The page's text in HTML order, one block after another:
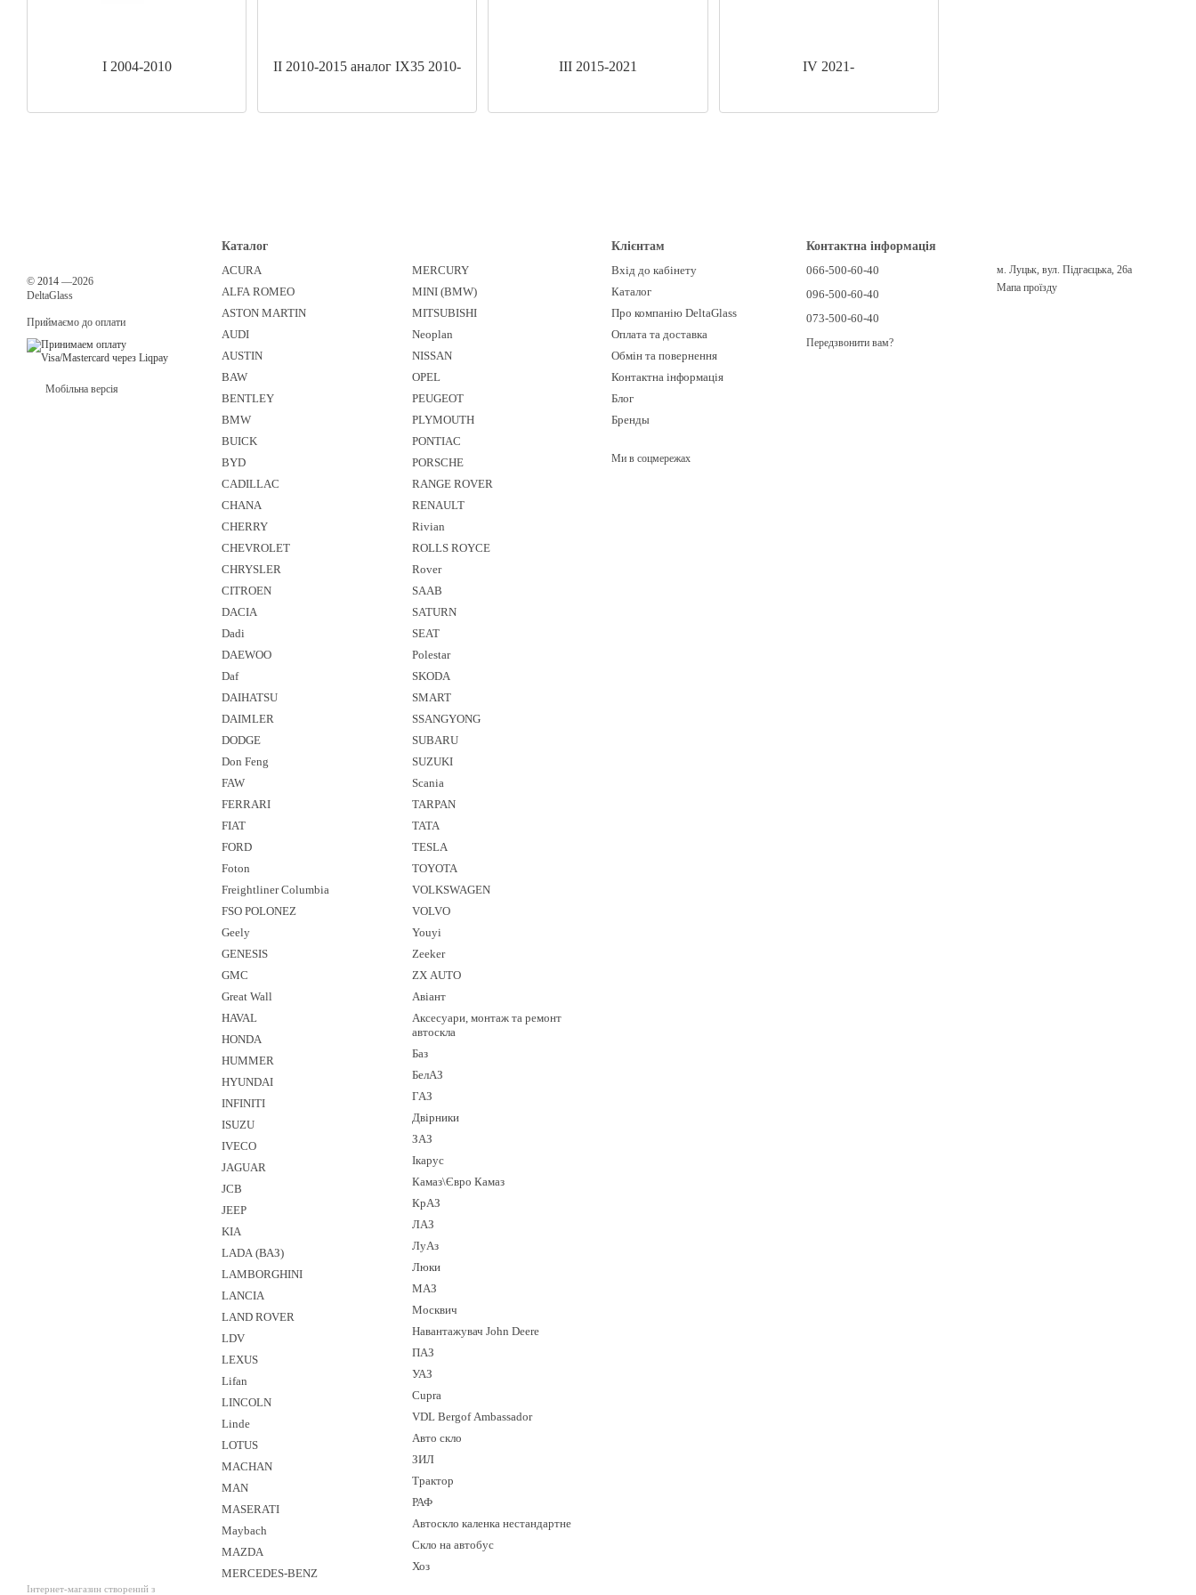
I 2004-2010 II 2010-2015 аналог IX35 2010- III 2015-2021 IV 2021-
© 2014 —2026
DeltaGlass
Приймаємо до оплати
Мобільна версія
Інтернет-магазин створений з
Каталог
ACURA
ALFA ROMEO
ASTON MARTIN
AUDI
AUSTIN
BAW
BENTLEY
BMW
BUICK
BYD
CADILLAC
CHANA
CHERRY
CHEVROLET
CHRYSLER
CITROEN
DACIA
Dadi
DAEWOO
Daf
DAIHATSU
DAIMLER
DODGE
Don Feng
FAW
FERRARI
FIAT
FORD
Foton
Freightliner Columbia
FSO POLONEZ
Geely
GENESIS
GMC
Great Wall
HAVAL
HONDA
HUMMER
HYUNDAI
INFINITI
ISUZU
IVECO
JAGUAR
JCB
JEEP
KIA
LADA (ВАЗ)
LAMBORGHINI
LANCIA
LAND ROVER
LDV
LEXUS
Lifan
LINCOLN
Linde
LOTUS
MACHAN
MAN
MASERATI
Maybach
MAZDA
MERCEDES-BENZ
MERCURY
MINI (BMW)
MITSUBISHI
Neoplan
NISSAN
OPEL
PEUGEOT
PLYMOUTH
PONTIAC
PORSCHE
RANGE ROVER
RENAULT
Rivian
ROLLS ROYCE
Rover
SAAB
SATURN
SEAT
Polestar
SKODA
SMART
SSANGYONG
SUBARU
SUZUKI
Sсania
TARPAN
TATA
TESLA
TOYOTA
VOLKSWAGEN
VOLVO
Youyi
Zeeker
ZX AUTO
Авіант
Аксесуари, монтаж та ремонт
автоскла
Баз
БелАЗ
ГАЗ
Двірники
ЗАЗ
Ікарус
Камаз\Євро Камаз
КрАЗ
ЛАЗ
ЛуАз
Люки
МАЗ
Москвич
Навантажувач John Deere
ПАЗ
УАЗ
Cupra
VDL Bergof Ambassador
Авто скло
ЗИЛ
Трактор
РАФ
Автоскло каленка нестандартне
Скло на автобус
Хоз
Клієнтам
Вхід до кабінету
Каталог
Про компанію DeltaGlass
Оплата та доставка
Обмін та повернення
Контактна інформація
Блог
Бренды
Ми в соцмережах
Контактна інформація
066-500-60-40
096-500-60-40
073-500-60-40
Передзвонити вам?
м. Луцьк, вул. Підгаєцька, 26а
Мапа проїзду